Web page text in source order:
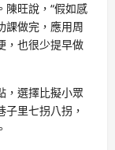
陳旺說，“假如感
課做完，應用周
，也很少提早做
，選擇比擬小眾
里七拐八拐，